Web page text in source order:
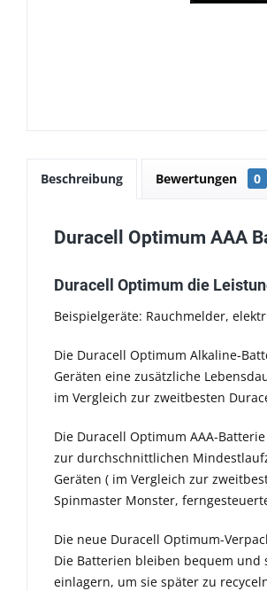
Beschreibung Bewertungen 0
Duracell Optimum AAA
Duracell Optimum die
Beispielgeräte: Rauchmelder,
Die Duracell Optimum Alkaline-
Geräten eine zusätzliche
im Vergleich zur zweitbesten
Die Duracell Optimum AAA-
zur durchschnittlichen
Geräten ( im Vergleich zur
Spinmaster Monster,
Die neue Duracell Optimum-
Die Batterien bleiben bequem und
einlagern, um sie später zu